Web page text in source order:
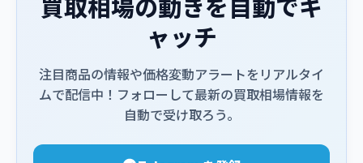
ャッチ
注目商品の情報や価格変動アラートをリアルタイ
ムで配信中！フォローして最新の買取相場情報を
自動で受け取ろう。